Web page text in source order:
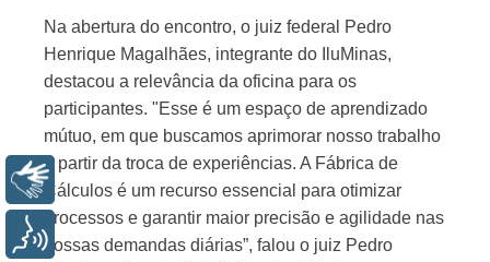
Na abertura do encontro, o juiz federal Pedro
Henrique Magalhães, integrante do IluMinas,
destacou a relevância da oficina para os
participantes. "Esse é um espaço de aprendizado
mútuo, em que buscamos aprimorar nosso trabalho
a partir da troca de experiências. A Fábrica de
Cálculos é um recurso essencial para otimizar
processos e garantir maior precisão e agilidade nas
nossas demandas diárias”, falou o juiz Pedro
Libras